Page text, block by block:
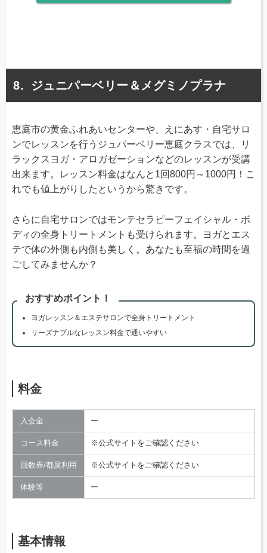
ジュニパーベリー＆メグミノプラナ
恵庭市の黄金ふれあいセンターや、えにあす・自宅サロ
ンでレッスンを行うジュパーベリー恵庭クラスでは、リ
ラックスヨガ・アロガゼーションなどのレッスンが受講
出来ます。レッスン料金はなんと1回800円～1000円！こ
れでも値上がりしたというから驚きです。
さらに自宅サロンではモンテセラピーフェイシャル・ボ
ディの全身トリートメントも受けられます。ヨガとエス
テで体の外側も内側も美しく。あなたも至福の時間を過
ごしてみませんか？
おすすめポイント！
ヨガレッスン＆エステサロンで全身トリートメント
リーズナブルなレッスン料金で通いやすい
料金
入会金 ー
コース料金 ※公式サイトをご確認ください
回数券/都度利用 ※公式サイトをご確認ください
体験等 ー
基本情報